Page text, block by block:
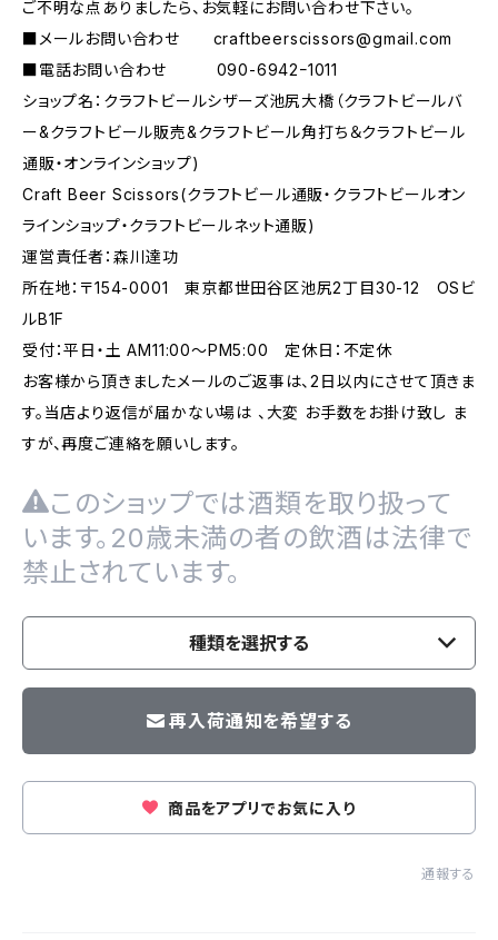
ご不明な点ありましたら、お気軽にお問い合わせ下さい。
■メールお問い合わせ craftbeerscissors@gmail.com
■電話お問い合わせ 090-6942ｰ1011
ショップ名：クラフトビールシザーズ池尻大橋（クラフトビールバ
ー&クラフトビール販売&クラフトビール角打ち＆クラフトビール
通販・オンラインショップ)
Craft Beer Scissors(クラフトビール通販・クラフトビールオン
ラインショップ・クラフトビールネット通販)
運営責任者：森川達功
所在地：〒154-0001 東京都世田谷区池尻2丁目30-12 OSビ
ルB1F
受付：平日・土 AM11:00～PM5:00 定休日：不定休
お客様から頂きましたメールのご返事は、2日以内にさせて頂きま
す。当店より返信が届かない場は 、大変 お手数をお掛け致し ま
すが、再度ご連絡を願いします。
このショップでは酒類を取り扱って
います。20歳未満の者の飲酒は法律で
禁止されています。
種類を選択する
再入荷通知を希望する
商品をアプリでお気に入り
通報する